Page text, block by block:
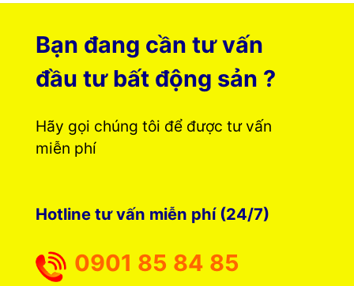
Bạn đang cần tư vấn
đầu tư bất động sản ?
Hãy gọi chúng tôi để được tư vấn
miễn phí
Hotline tư vấn miễn phí (24/7)
0901 85 84 85